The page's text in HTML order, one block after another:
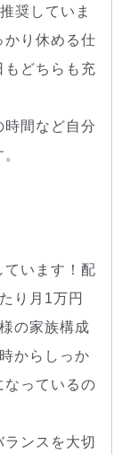
奨していま
かり休める仕
もどちらも充
間など自分
ています！配
り月1万円
の家族構成
からしっか
なっているの
ンスを大切